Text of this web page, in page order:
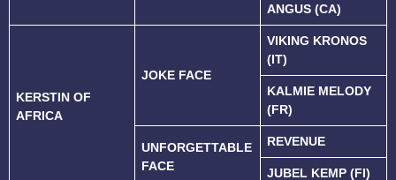
ANGUS (CA)
KERSTIN OF
AFRICA
JOKE FACE
VIKING KRONOS
(IT)
KALMIE MELODY
(FR)
UNFORGETTABLE
FACE
REVENUE
JUBEL KEMP (FI)